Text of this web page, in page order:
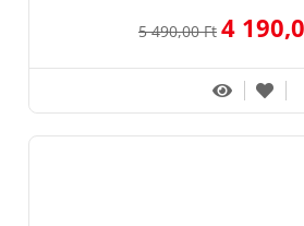
5 490,00 Ft 4